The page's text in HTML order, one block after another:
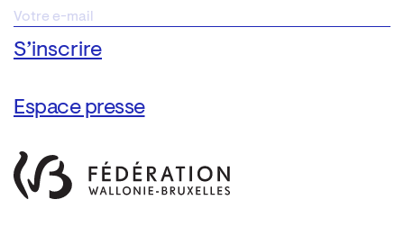
Espace presse